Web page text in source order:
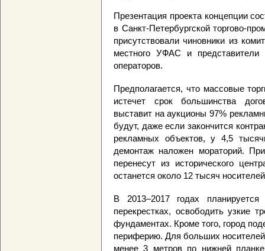
Презентация проекта концепции
в Санкт-Петербургской торгово-
присутствовали чиновники из
местного УФАС и представители
операторов.
Предполагается, что массовые
истечет срок большинства
выставит на аукционы 97%
будут, даже если закончится
рекламных объектов, у 4,5
демонтаж наложен мораторий.
перенесут из исторического
останется около 12 тысяч
В 2013–2017 годах планируется
перекрестках, освободить узкие
фундаментах. Кроме того, город
периферию. Для больших
менее 3 метров по нижней